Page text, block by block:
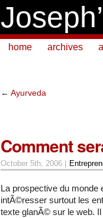
home archives
← Ayurveda
Comment
October 5th, 2006 |
La prospective du monde
intÃ©resser surtout les
texte glanÃ© sur le web.